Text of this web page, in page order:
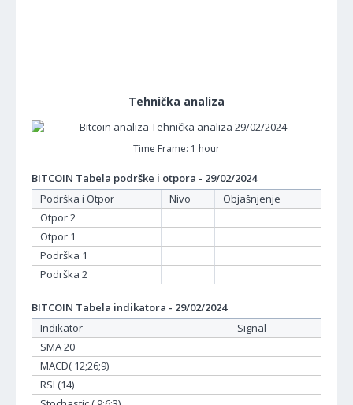
Tehnička analiza
Time Frame: 1 hour
BITCOIN Tabela podrške i otpora - 29/02/2024
Podrška i Otpor
Nivo
Objašnjenje
Otpor 2
Otpor 1
Podrška 1
Podrška 2
BITCOIN Tabela indikatora - 29/02/2024
Indikator
Signal
SMA 20
MACD( 12;26;9)
RSI (14)